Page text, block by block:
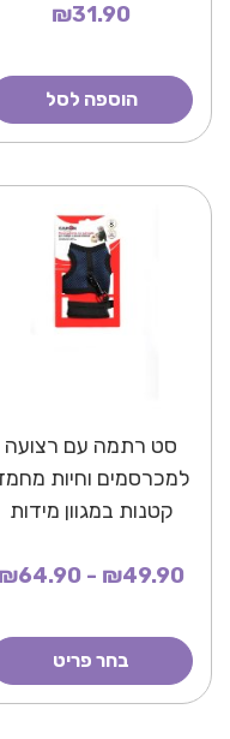
₪31.90
הוספה לסל
סט רתמה עם רצועה
למכרסמים וחיות
קטנות במגוון מידות
₪49.90 - ₪64.90
בחר פריט